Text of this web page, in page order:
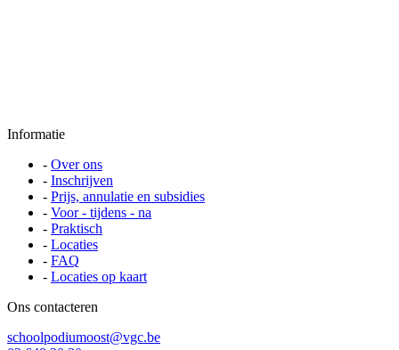
Informatie
- Over ons
- Inschrijven
- Prijs, annulatie en subsidies
- Voor - tijdens - na
- Praktisch
- Locaties
- FAQ
- Locaties op kaart
Ons contacteren
schoolpodiumoost@vgc.be